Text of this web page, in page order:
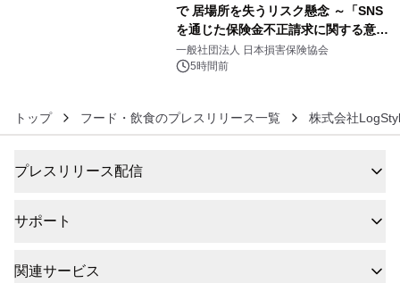
で 居場所を失うリスク懸念 ～「SNS
を通じた保険金不正請求に関する意識
調査」を実施、 認知度の低さも浮き彫
りに～
一般社団法人 日本損害保険協会
5時間前
トップ フード・飲食のプレスリリース一覧 株式会社
プレスリリース配信
サポート
関連サービス